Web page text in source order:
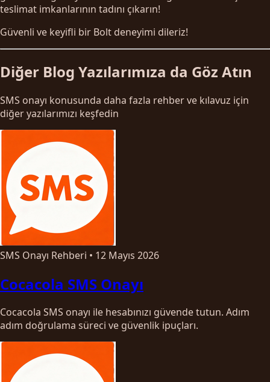
teslimat imkanlarının tadını çıkarın!
Güvenli ve keyifli bir Bolt deneyimi dileriz!
Diğer Blog Yazılarımıza da Göz Atın
SMS onayı konusunda daha fazla rehber ve kılavuz için
diğer yazılarımızı keşfedin
SMS Onayı Rehberi • 12 Mayıs 2026
Cocacola SMS Onayı
Cocacola SMS onayı ile hesabınızı güvende tutun. Adım
adım doğrulama süreci ve güvenlik ipuçları.